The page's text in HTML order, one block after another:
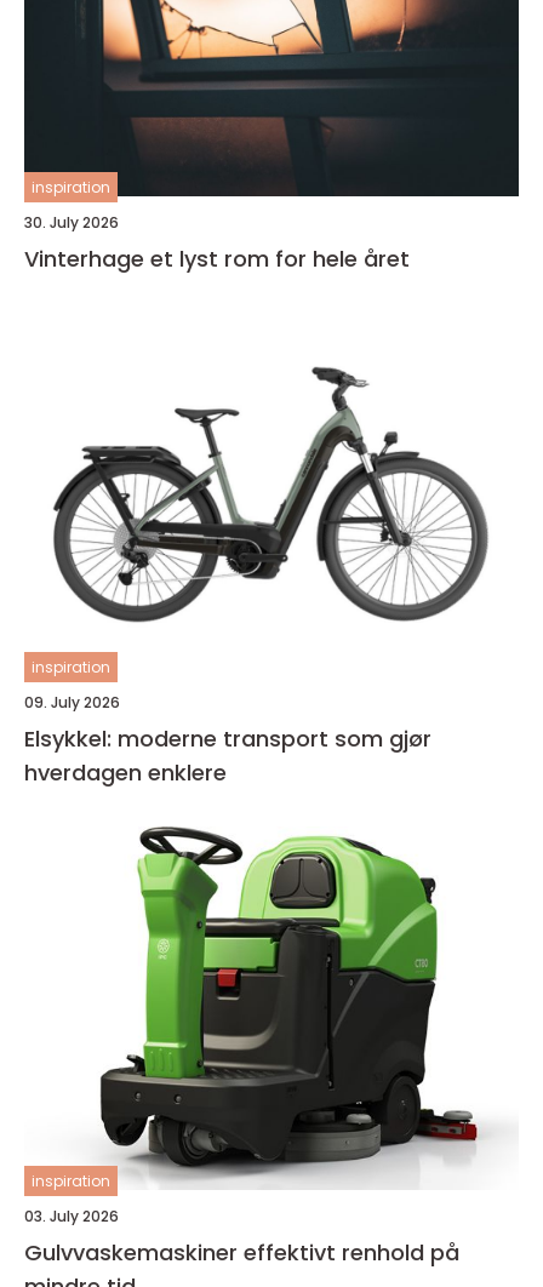
inspiration
30. July 2026
Vinterhage et lyst rom for hele året
inspiration
09. July 2026
Elsykkel: moderne transport som gjør
hverdagen enklere
inspiration
03. July 2026
Gulvvaskemaskiner effektivt renhold på